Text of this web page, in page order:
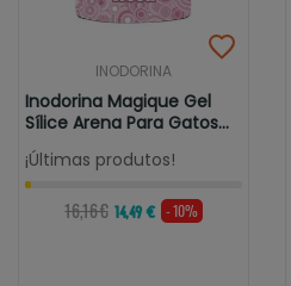
INODORINA
Inodorina Magique Gel
Sílice Arena Para Gatos...
¡Últimas produtos!
16,16 € 14,49 € - 10%